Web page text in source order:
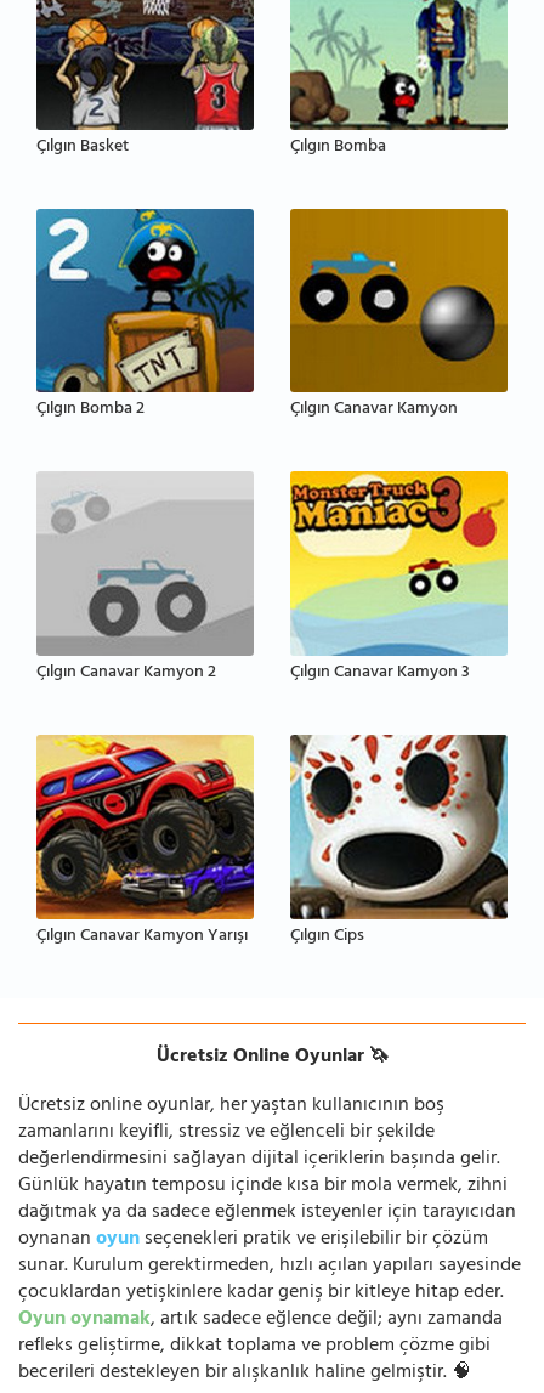
Çılgın Basket Çılgın Bomba
Çılgın Bomba 2 Çılgın Canavar Kamyon
Çılgın Canavar Kamyon 2 Çılgın Canavar Kamyon 3
Çılgın Canavar Kamyon Yarışı Çılgın Cips
Ücretsiz Online Oyunlar 🦄
Ücretsiz online oyunlar, her yaştan kullanıcının boş
zamanlarını keyifli, stressiz ve eğlenceli bir şekilde
değerlendirmesini sağlayan dijital içeriklerin başında gelir.
Günlük hayatın temposu içinde kısa bir mola vermek, zihni
dağıtmak ya da sadece eğlenmek isteyenler için tarayıcıdan
oynananoyunseçenekleri pratik ve erişilebilir bir çözüm
sunar. Kurulum gerektirmeden, hızlı açılan yapıları sayesinde
çocuklardan yetişkinlere kadar geniş bir kitleye hitap eder.
Oyun oynamak, artık sadece eğlence değil; aynı zamanda
refleks geliştirme, dikkat toplama ve problem çözme gibi
becerileri destekleyen bir alışkanlık haline gelmiştir. 🧠